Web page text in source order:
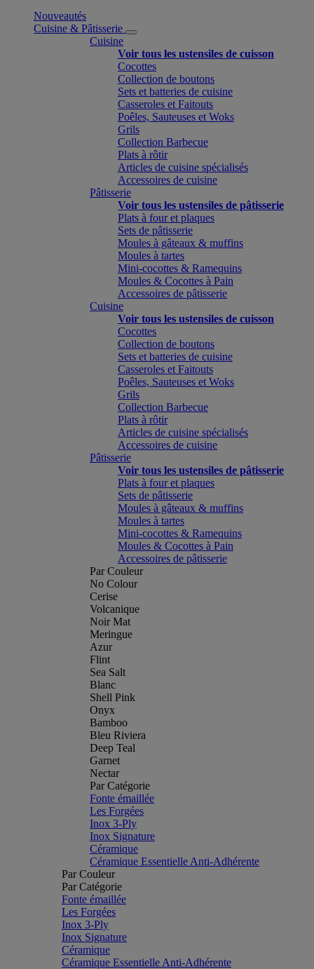
Nouveautés
Cuisine & Pâtisserie
Cuisine
Voir tous les ustensiles de cuisson
Cocottes
Collection de boutons
Sets et batteries de cuisine
Casseroles et Faitouts
Poêles, Sauteuses et Woks
Grils
Collection Barbecue
Plats à rôtir
Articles de cuisine spécialisés
Accessoires de cuisine
Pâtisserie
Voir tous les ustensiles de pâtisserie
Plats à four et plaques
Sets de pâtisserie
Moules à gâteaux & muffins
Moules à tartes
Mini-cocottes & Ramequins
Moules & Cocottes à Pain
Accessoires de pâtisserie
Cuisine
Voir tous les ustensiles de cuisson
Cocottes
Collection de boutons
Sets et batteries de cuisine
Casseroles et Faitouts
Poêles, Sauteuses et Woks
Grils
Collection Barbecue
Plats à rôtir
Articles de cuisine spécialisés
Accessoires de cuisine
Pâtisserie
Voir tous les ustensiles de pâtisserie
Plats à four et plaques
Sets de pâtisserie
Moules à gâteaux & muffins
Moules à tartes
Mini-cocottes & Ramequins
Moules & Cocottes à Pain
Accessoires de pâtisserie
Par Couleur
No Colour
Cerise
Volcanique
Noir Mat
Meringue
Azur
Flint
Sea Salt
Blanc
Shell Pink
Onyx
Bamboo
Bleu Riviera
Deep Teal
Garnet
Nectar
Par Catégorie
Fonte émaillée
Les Forgées
Inox 3-Ply
Inox Signature
Céramique
Céramique Essentielle Anti-Adhérente
Par Couleur
Par Catégorie
Fonte émaillée
Les Forgées
Inox 3-Ply
Inox Signature
Céramique
Céramique Essentielle Anti-Adhérente